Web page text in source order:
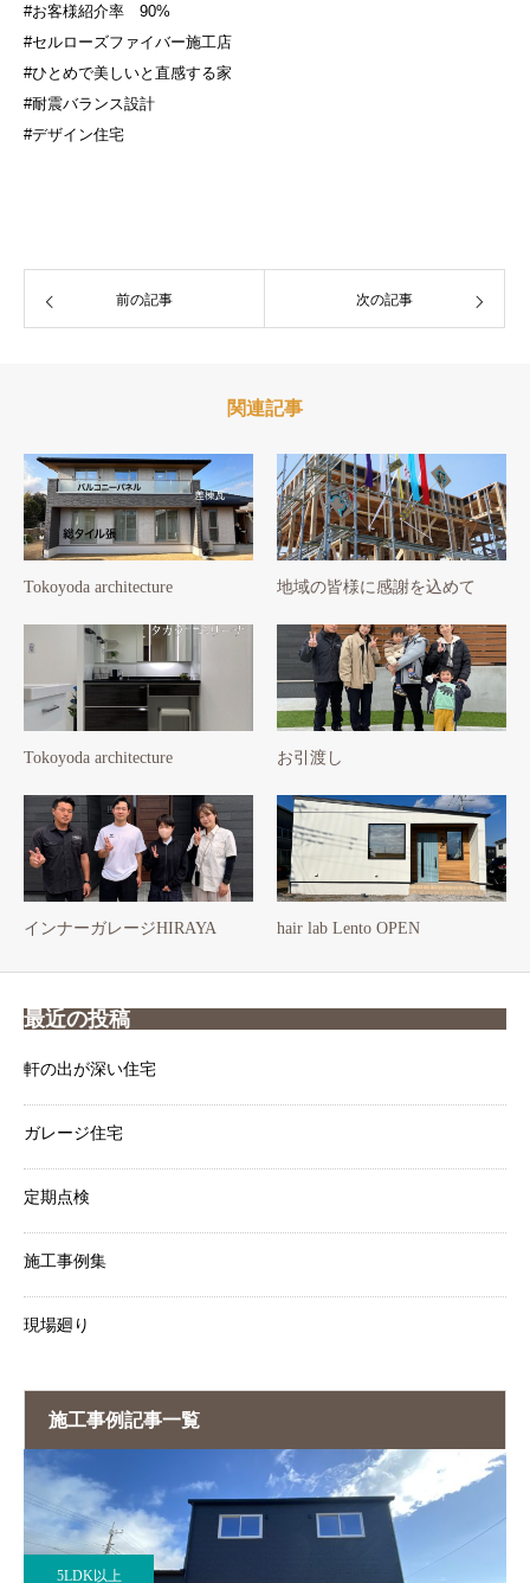
#お客様紹介率 90%
#セルローズファイバー施工店
#ひとめで美しいと直感する家
#耐震バランス設計
#デザイン住宅
前の記事 次の記事
関連記事
Tokoyoda architecture 地域の皆様に感謝を込めて
Tokoyoda architecture お引渡し
インナーガレージHIRAYA hair lab Lento OPEN
最近の投稿
軒の出が深い住宅
ガレージ住宅
定期点検
施工事例集
現場廻り
施工事例記事一覧
5LDK以上